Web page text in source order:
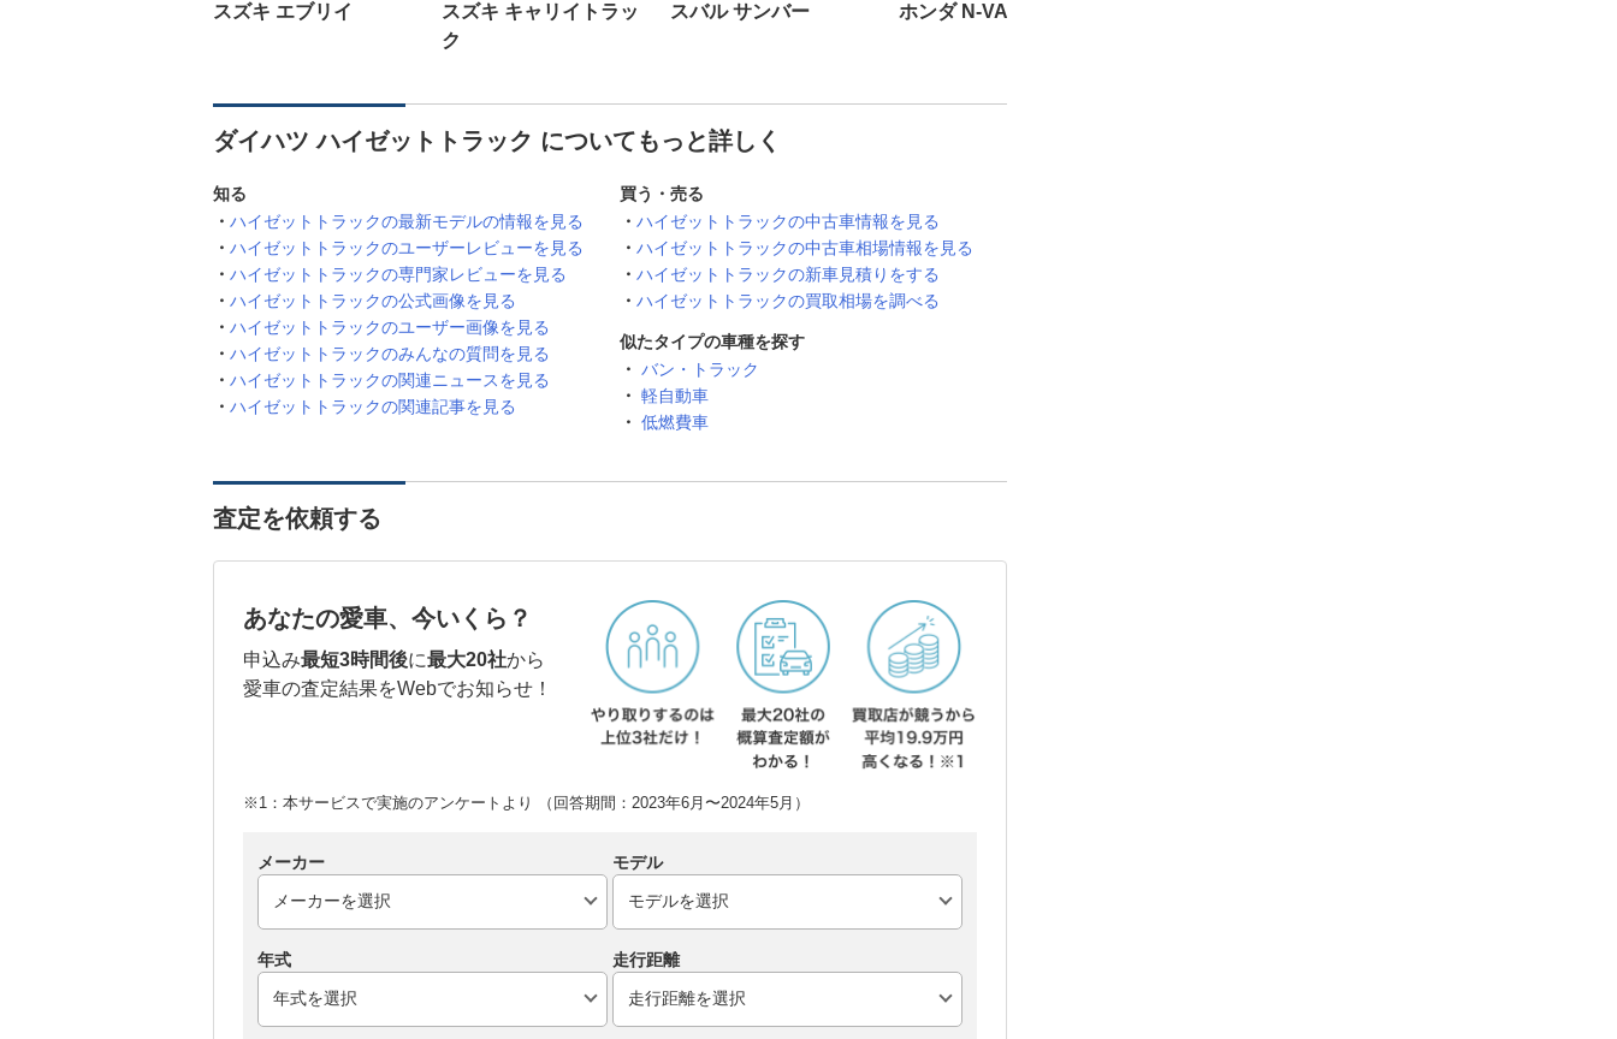
スズキ エブリイ
スズキ キャリイトラッ
ク
スバル サンバー ホンダ N-VAN
ダイハツ ハイゼットトラック についてもっと詳しく
知る
ハイゼットトラックの最新モデルの情報を見る
ハイゼットトラックのユーザーレビューを見る
ハイゼットトラックの専門家レビューを見る
ハイゼットトラックの公式画像を見る
ハイゼットトラックのユーザー画像を見る
ハイゼットトラックのみんなの質問を見る
ハイゼットトラックの関連ニュースを見る
ハイゼットトラックの関連記事を見る
買う・売る
ハイゼットトラックの中古車情報を見る
ハイゼットトラックの中古車相場情報を見る
ハイゼットトラックの新車見積りをする
ハイゼットトラックの買取相場を調べる
似たタイプの車種を探す
バン・トラック
軽自動車
低燃費車
査定を依頼する
あなたの愛車、今いくら？
申込み最短3時間後に最大20社から
愛車の査定結果をWebでお知らせ！
※1：本サービスで実施のアンケートより （回答期間：2023年6月〜2024年5月）
メーカー モデル
年式 走行距離